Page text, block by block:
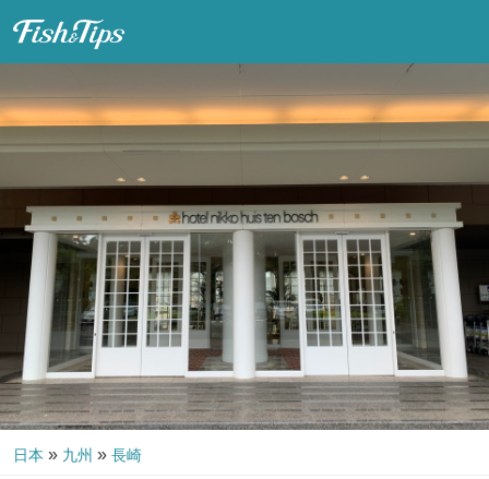
日本 » 九州 » 長崎